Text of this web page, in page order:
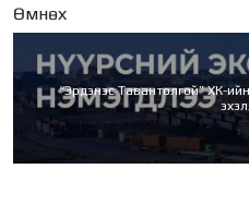
Өмнөх
“Эрдэнэс Тавантолгой” ХК-